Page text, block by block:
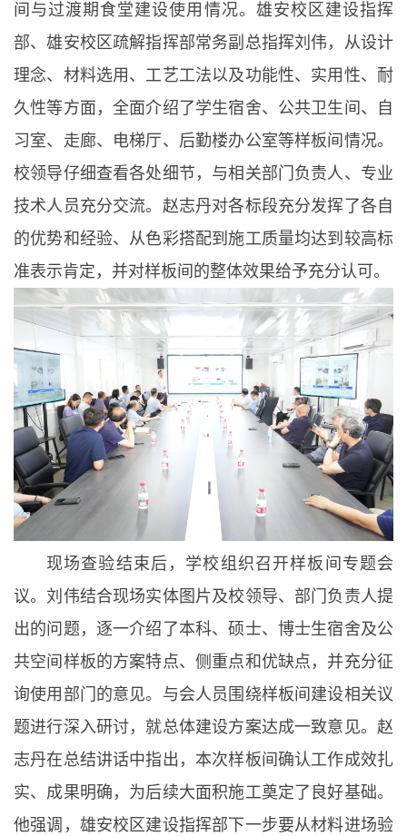
间与过渡期食堂建设使用情况。雄安校区建设指挥
部、雄安校区疏解指挥部常务副总指挥刘伟，从设计
理念、材料选用、工艺工法以及功能性、实用性、耐
久性等方面，全面介绍了学生宿舍、公共卫生间、自
习室、走廊、电梯厅、后勤楼办公室等样板间情况。
校领导仔细查看各处细节，与相关部门负责人、专业
技术人员充分交流。赵志丹对各标段充分发挥了各自
的优势和经验、从色彩搭配到施工质量均达到较高标
准表示肯定，并对样板间的整体效果给予充分认可。
现场查验结束后，学校组织召开样板间专题会
议。刘伟结合现场实体图片及校领导、部门负责人提
出的问题，逐一介绍了本科、硕士、博士生宿舍及公
共空间样板的方案特点、侧重点和优缺点，并充分征
询使用部门的意见。与会人员围绕样板间建设相关议
题进行深入研讨，就总体建设方案达成一致意见。赵
志丹在总结讲话中指出，本次样板间确认工作成效扎
实、成果明确，为后续大面积施工奠定了良好基础。
他强调，雄安校区建设指挥部下一步要从材料进场验